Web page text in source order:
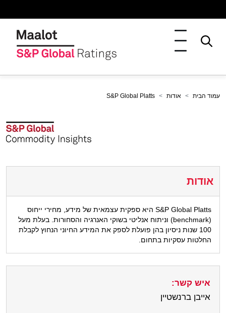
עמוד הבית אודות S&P Global Platts
אודות
S&P Global Platts היא ספקית עצמאית של מידע, מחירי ייחוס
(benchmark) וניתוח אנליטי בשוקי האנרגיה והסחורות. בעלת מעל
100 שנות ניסיון בהן פועלת לספק את המידע החיוני הנחוץ לקבלת
החלטות עסקיות בתחום.
איש קשר:
אייבן ברנשטיין